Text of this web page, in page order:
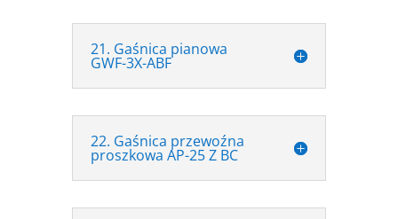
21. Gaśnica pianowa
GWF-3X-ABF
22. Gaśnica przewoźna
proszkowa AP-25 Z BC